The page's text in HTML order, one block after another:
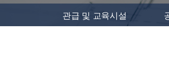
관급 및 교육시설